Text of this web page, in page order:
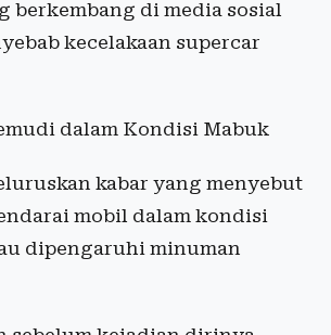
berkembang di media sosial
kecelakaan supercar
dalam Kondisi Mabuk
kabar yang menyebut
mobil dalam kondisi
dipengaruhi minuman